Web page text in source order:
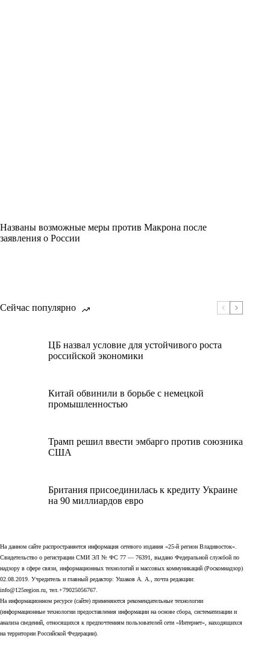
Названы возможные меры против Макрона после
заявления о России
Сейчас популярно
ЦБ назвал условие для устойчивого роста
российской экономики
Китай обвинили в борьбе с немецкой
промышленностью
Трамп решил ввести эмбарго против союзника
США
Британия присоединилась к кредиту Украине
на 90 миллиардов евро
На данном сайте распространяется информация сетевого издания «25-й регион Владивосток».
Свидетельство о регистрации СМИ ЭЛ № ФС 77 — 76391, выдано Федеральной службой по
надзору в сфере связи, информационных технологий и массовых коммуникаций (Роскомнадзор)
02.08.2019. Учредитель и главный редактор: Ушаков А. А., почта редакции:
info@125region.ru, тел.+79025056767.
На информационном ресурсе (сайте) применяются рекомендательные технологии
(информационные технологии предоставления информации на основе сбора, систематизации и
анализа сведений, относящихся к предпочтениям пользователей сети «Интернет», находящихся
на территории Российской Федерации).